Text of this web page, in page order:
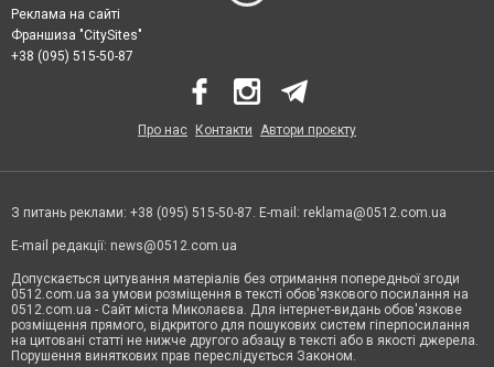
Реклама на сайті
Франшиза "CitySites"
+38 (095) 515-50-87
Про нас Контакти Автори проєкту
З питань реклами: +38 (095) 515-50-87. E-mail: reklama@0512.com.ua
E-mail редакції: news@0512.com.ua
Допускається цитування матеріалів без отримання попередньої згоди
0512.com.ua за умови розміщення в тексті обов'язкового посилання на
0512.com.ua - Сайт міста Миколаєва. Для інтернет-видань обов'язкове
розміщення прямого, відкритого для пошукових систем гіперпосилання
на цитовані статті не нижче другого абзацу в тексті або в якості джерела.
Порушення виняткових прав переслідується Законом.